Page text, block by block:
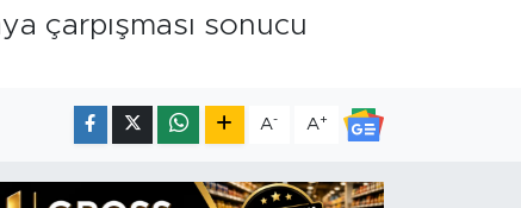
çarpışması sonucu
A- A+